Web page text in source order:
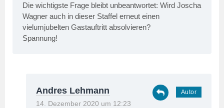
Die wichtigste Frage bleibt unbeantwortet: Wird Joscha
Wagner auch in dieser Staffel erneut einen
vielumjubelten Gastauftritt absolvieren?
Spannung!
Andres Lehmann
14. Dezember 2020 um 12:23